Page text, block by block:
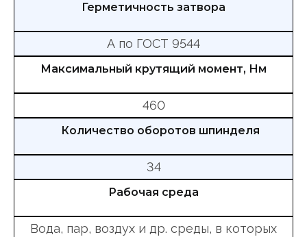
Герметичность затвора
А по ГОСТ 9544
Максимальный крутящий момент, Нм
460
Количество оборотов шпинделя
34
Рабочая среда
Вода, пар, воздух и др. среды, в которых